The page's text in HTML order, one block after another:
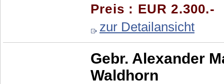
Preis : EUR 2.300.-
zur Detailansicht
Gebr. Alexander
Waldhorn